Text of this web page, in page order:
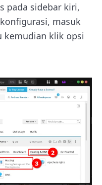
pada sidebar kiri,
masuk
kemudian klik opsi